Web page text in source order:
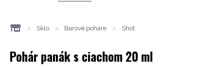
> Sklo > Barové poháre > Shot
Pohár panák s ciachom 20 ml